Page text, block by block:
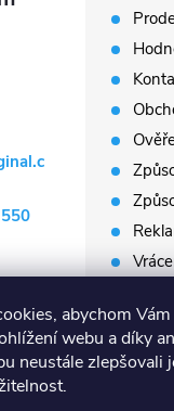
abychom
webu a díky
neustále zlepšovali